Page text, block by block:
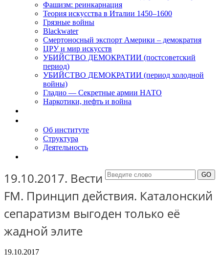
Фашизм: реинкарнация
Теория искусства в Италии 1450–1600
Грязные войны
Blackwater
Смертоносный экспорт Америки – демократия
ЦРУ и мир искусств
УБИЙСТВО ДЕМОКРАТИИ (постсоветский
период)
УБИЙСТВО ДЕМОКРАТИИ (период холодной
войны)
Гладио — Секретные армии НАТО
Наркотики, нефть и война
Об институте
Структура
Деятельность
19.10.2017. Вести
FM. Принцип действия. Каталонский
сепаратизм выгоден только её
жадной элите
19.10.2017